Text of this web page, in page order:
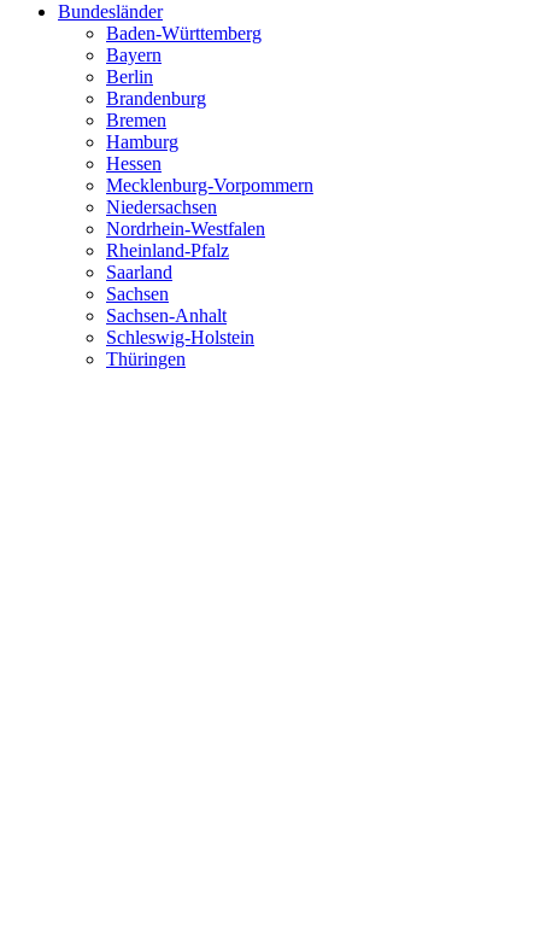
Bundesländer
Baden-Württemberg
Bayern
Berlin
Brandenburg
Bremen
Hamburg
Hessen
Mecklenburg-Vorpommern
Niedersachsen
Nordrhein-Westfalen
Rheinland-Pfalz
Saarland
Sachsen
Sachsen-Anhalt
Schleswig-Holstein
Thüringen